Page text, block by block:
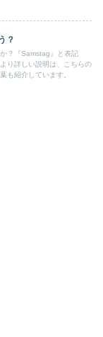
？
？『Samstag』と表記
り詳しい説明は、こちらの
も紹介しています。